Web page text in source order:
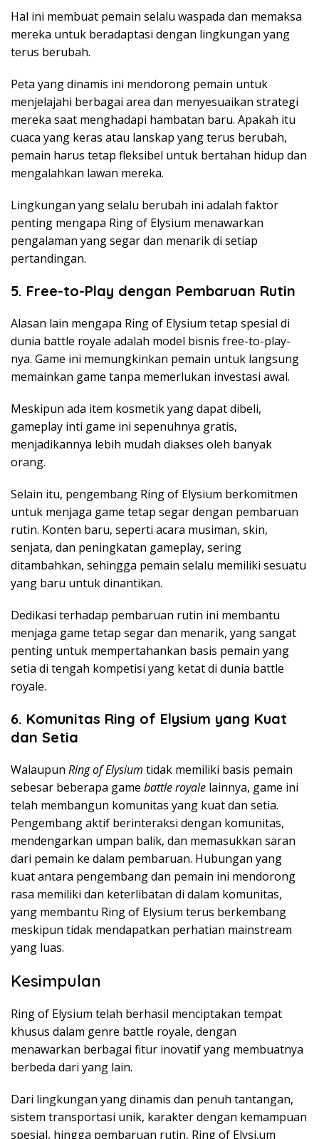
Hal ini membuat pemain selalu waspada dan memaksa
mereka untuk beradaptasi dengan lingkungan yang
terus berubah.
Peta yang dinamis ini mendorong pemain untuk
menjelajahi berbagai area dan menyesuaikan strategi
mereka saat menghadapi hambatan baru. Apakah itu
cuaca yang keras atau lanskap yang terus berubah,
pemain harus tetap fleksibel untuk bertahan hidup dan
mengalahkan lawan mereka.
Lingkungan yang selalu berubah ini adalah faktor
penting mengapa Ring of Elysium menawarkan
pengalaman yang segar dan menarik di setiap
pertandingan.
5. Free-to-Play dengan Pembaruan Rutin
Alasan lain mengapa Ring of Elysium tetap spesial di
dunia battle royale adalah model bisnis free-to-play-
nya. Game ini memungkinkan pemain untuk langsung
memainkan game tanpa memerlukan investasi awal.
Meskipun ada item kosmetik yang dapat dibeli,
gameplay inti game ini sepenuhnya gratis,
menjadikannya lebih mudah diakses oleh banyak
orang.
Selain itu, pengembang Ring of Elysium berkomitmen
untuk menjaga game tetap segar dengan pembaruan
rutin. Konten baru, seperti acara musiman, skin,
senjata, dan peningkatan gameplay, sering
ditambahkan, sehingga pemain selalu memiliki sesuatu
yang baru untuk dinantikan.
Dedikasi terhadap pembaruan rutin ini membantu
menjaga game tetap segar dan menarik, yang sangat
penting untuk mempertahankan basis pemain yang
setia di tengah kompetisi yang ketat di dunia battle
royale.
6. Komunitas Ring of Elysium yang Kuat
dan Setia
Walaupun Ring of Elysium tidak memiliki basis pemain
sebesar beberapa game battle royale lainnya, game ini
telah membangun komunitas yang kuat dan setia.
Pengembang aktif berinteraksi dengan komunitas,
mendengarkan umpan balik, dan memasukkan saran
dari pemain ke dalam pembaruan. Hubungan yang
kuat antara pengembang dan pemain ini mendorong
rasa memiliki dan keterlibatan di dalam komunitas,
yang membantu Ring of Elysium terus berkembang
meskipun tidak mendapatkan perhatian mainstream
yang luas.
Kesimpulan
Ring of Elysium telah berhasil menciptakan tempat
khusus dalam genre battle royale, dengan
menawarkan berbagai fitur inovatif yang membuatnya
berbeda dari yang lain.
Dari lingkungan yang dinamis dan penuh tantangan,
sistem transportasi unik, karakter dengan kemampuan
spesial, hingga pembaruan rutin, Ring of Elysi.um